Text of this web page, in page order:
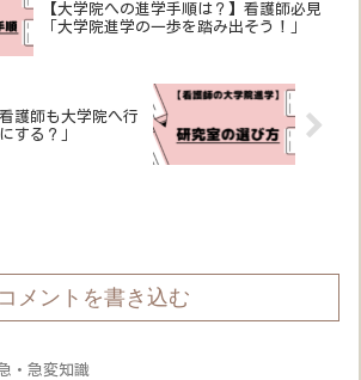
【大学院への進学手順は？】看護師必見
「大学院進学の一歩を踏み出そう！」
護師も大学院へ行
する？」
コメントを書き込む
・急変知識